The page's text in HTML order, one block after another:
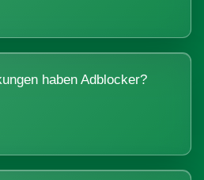
haben Adblocker?